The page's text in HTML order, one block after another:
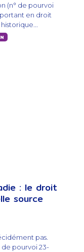
(n° de pourvoi
en droit
: le droit
source
pas.
de pourvoi 23-